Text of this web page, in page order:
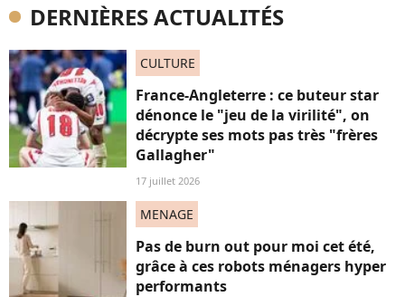
DERNIÈRES ACTUALITÉS
CULTURE
France-Angleterre : ce buteur star
dénonce le "jeu de la virilité", on
décrypte ses mots pas très "frères
Gallagher"
17 juillet 2026
MENAGE
Pas de burn out pour moi cet été,
grâce à ces robots ménagers hyper
performants